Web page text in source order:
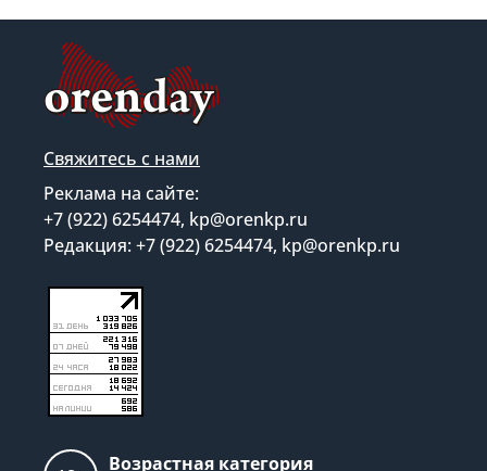
Свяжитесь с нами
Реклама на сайте:
+7 (922) 6254474, kp@orenkp.ru
Редакция: +7 (922) 6254474, kp@orenkp.ru
Возрастная категория